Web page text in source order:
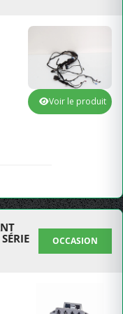
Voir le produit
OCCASION